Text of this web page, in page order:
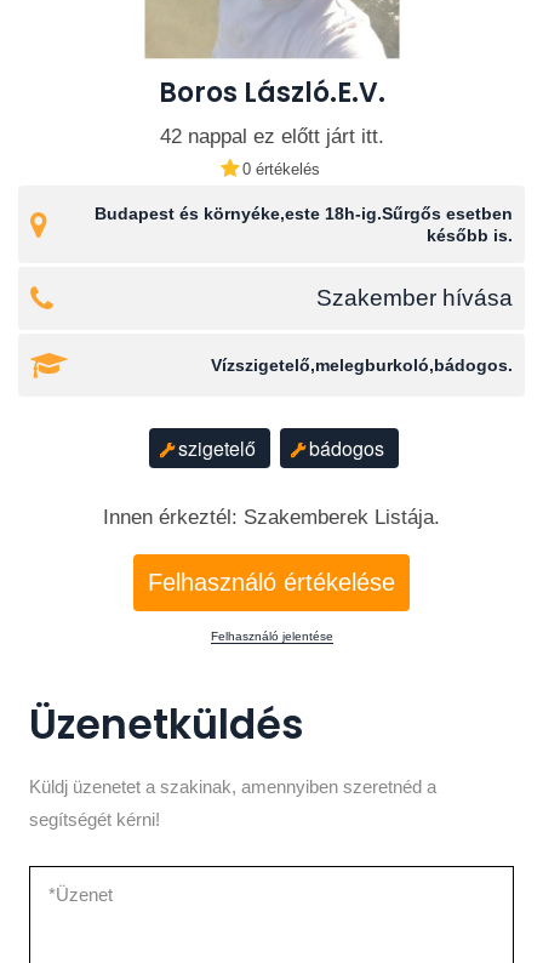
Boros László.E.V.
42 nappal ez előtt járt itt.
0 értékelés
Budapest és környéke,este 18h-ig.Sűrgős esetben
később is.
Szakember hívása
Vízszigetelő,melegburkoló,bádogos.
szigetelő bádogos
Innen érkeztél: Szakemberek Listája.
Felhasználó értékelése
Felhasználó jelentése
Üzenetküldés
Küldj üzenetet a szakinak, amennyiben szeretnéd a
segítségét kérni!